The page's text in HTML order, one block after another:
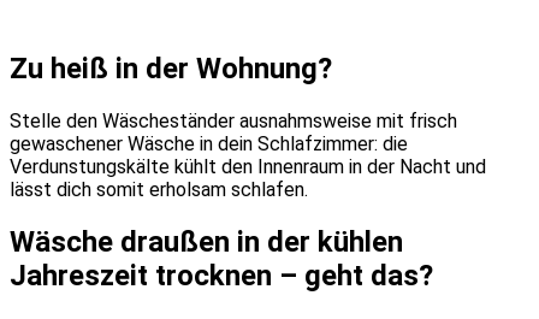
Zu heiß in der Wohnung?
Stelle den Wäscheständer ausnahmsweise mit frisch
gewaschener Wäsche in dein Schlafzimmer: die
Verdunstungskälte kühlt den Innenraum in der Nacht und
lässt dich somit erholsam schlafen.
Wäsche draußen in der kühlen
Jahreszeit trocknen – geht das?